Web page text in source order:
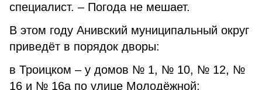
специалист. – Погода не мешает.
В этом году Анивский муниципальный округ
приведёт в порядок дворы:
в Троицком – у домов № 1, № 10, № 12, №
16 и № 16а по улице Молодёжной;